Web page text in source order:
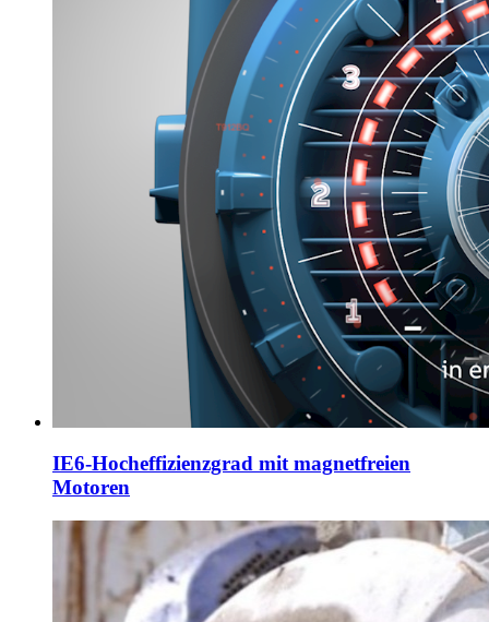
IE6-Hocheffizienzgrad mit magnetfreien
Motoren